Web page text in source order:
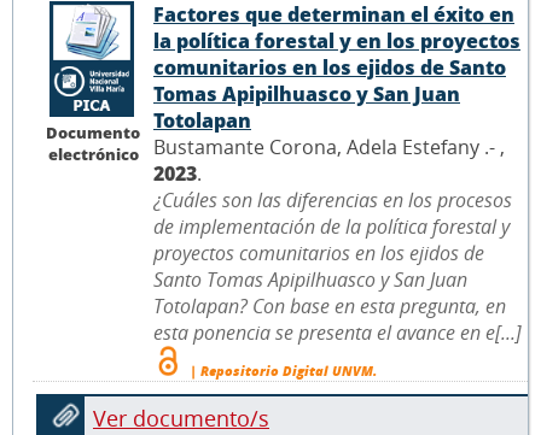
Documento
electrónico
Factores que determinan el éxito en
la política forestal y en los proyectos
comunitarios en los ejidos de Santo
Tomas Apipilhuasco y San Juan
Totolapan
Bustamante Corona, Adela Estefany .- ,
2023.
¿Cuáles son las diferencias en los procesos
de implementación de la política forestal y
proyectos comunitarios en los ejidos de
Santo Tomas Apipilhuasco y San Juan
Totolapan? Con base en esta pregunta, en
esta ponencia se presenta el avance en e[...]
| Repositorio Digital UNVM.
Ver documento/s